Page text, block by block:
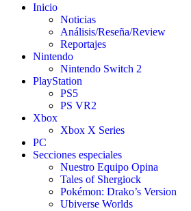
Inicio
Noticias
Análisis/Reseña/Review
Reportajes
Nintendo
Nintendo Switch 2
PlayStation
PS5
PS VR2
Xbox
Xbox X Series
PC
Secciones especiales
Nuestro Equipo Opina
Tales of Shergiock
Pokémon: Drako’s Version
Ubiverse Worlds